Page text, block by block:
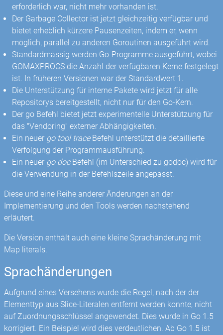
erforderlich war, nicht mehr vorhanden ist.
Der Garbage Collector ist jetzt gleichzeitig verfügbar und
bietet erheblich kürzere Pausenzeiten, indem er, wenn
möglich, parallel zu anderen Goroutinen ausgeführt wird.
Standardmässig werden Go-Programme ausgeführt, wobei
GOMAXPROCS die Anzahl der verfügbaren Kerne festgelegt
ist. In früheren Versionen war der Standardwert 1.
Die Unterstützung für interne Pakete wird jetzt für alle
Repositorys bereitgestellt, nicht nur für den Go-Kern.
Der go Befehl bietet jetzt experimentelle Unterstützung für
das "Vendoring" externer Abhängigkeiten.
Ein neuer go tool traceBefehl unterstützt die detaillierte
Verfolgung der Programmausführung.
Ein neuer go docBefehl (im Unterschied zu godoc) wird für
die Verwendung in der Befehlszeile angepasst.
Diese und eine Reihe anderer Änderungen an der
Implementierung und den Tools werden nachstehend
erläutert.
Die Version enthält auch eine kleine Sprachänderung mit
Map literals.
Sprachänderungen
Aufgrund eines Versehens wurde die Regel, nach der der
Elementtyp aus Slice-Literalen entfernt werden konnte, nicht
auf Zuordnungsschlüssel angewendet. Dies wurde in Go 1.5
korrigiert. Ein Beispiel wird dies verdeutlichen. Ab Go 1.5 ist